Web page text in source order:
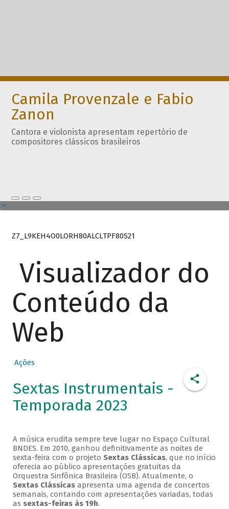
Camila Provenzale e Fabio
Zanon
Cantora e violonista apresentam repertório de
compositores clássicos brasileiros
Z7_L9KEH4O0LORH80ALCLTPF80S21
Visualizador do
Conteúdo da
Web
Ações
Sextas Instrumentais -
Temporada 2023
A música erudita sempre teve lugar no Espaço Cultural
BNDES. Em 2010, ganhou definitivamente as noites de
sexta-feira com o projeto Sextas Clássicas, que no início
oferecia ao público apresentações gratuitas da
Orquestra Sinfônica Brasileira (OSB). Atualmente, o
Sextas Clássicasapresenta uma agenda de concertos
semanais, contando com apresentações variadas, todas
as sextas-feiras às 19h.